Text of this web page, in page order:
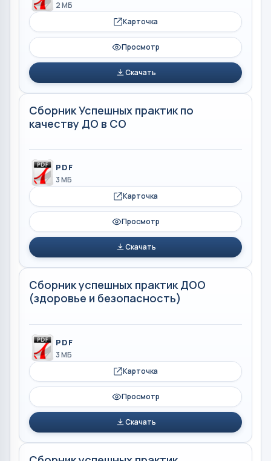
2 МБ
Карточка
Просмотр
Скачать
Сборник Успешных практик по
качеству ДО в СО
PDF
3 МБ
Карточка
Просмотр
Скачать
Сборник успешных практик ДОО
(здоровье и безопасность)
PDF
3 МБ
Карточка
Просмотр
Скачать